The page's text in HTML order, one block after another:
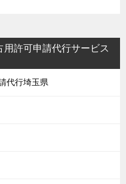
許可申請代行サービス
代行埼玉県